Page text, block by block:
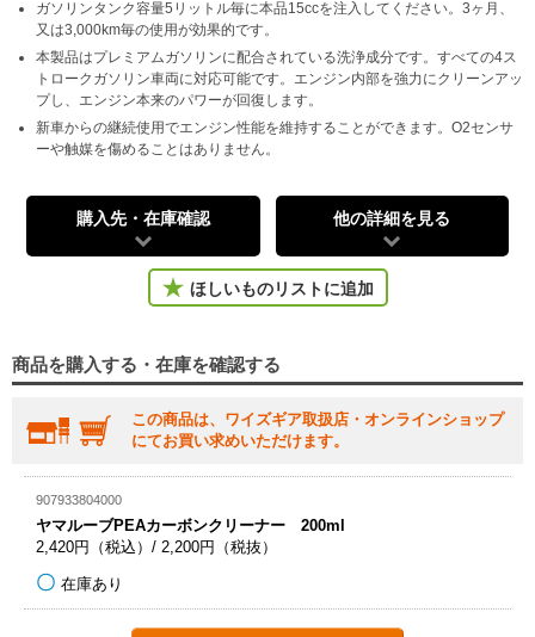
ガソリンタンク容量5リットル毎に本品15ccを注入してください。3ヶ月、
又は3,000km毎の使用が効果的です。
本製品はプレミアムガソリンに配合されている洗浄成分です。すべての4ス
トロークガソリン車両に対応可能です。エンジン内部を強力にクリーンアッ
プし、エンジン本来のパワーが回復します。
新車からの継続使用でエンジン性能を維持することができます。O2センサ
ーや触媒を傷めることはありません。
購入先・在庫確認 他の詳細を見る
ほしいものリストに追加
商品を購入する・在庫を確認する
この商品は、ワイズギア取扱店・オンラインショップ
にてお買い求めいただけます。
907933804000
ヤマルーブPEAカーボンクリーナー 200ml
2,420円（税込）/ 2,200円（税抜）
在庫あり